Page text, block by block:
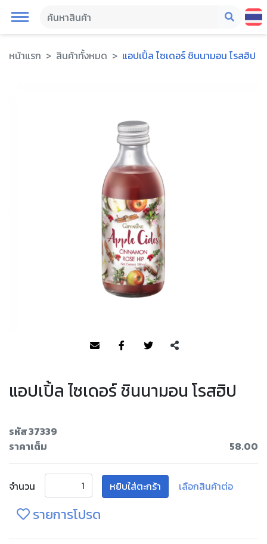
หน้าแรก สินค้าทั้งหมด แอปเปิ้ล ไซเดอร์ ชินนามอน โรสฮิป
แอปเปิ้ล ไซเดอร์ ชินนามอน โรสฮิป
รหัส 37339
ราคาเต็ม
58.00
จำนวน หยิบใส่ตะกร้า เลือกสินค้าต่อ
รายการโปรด